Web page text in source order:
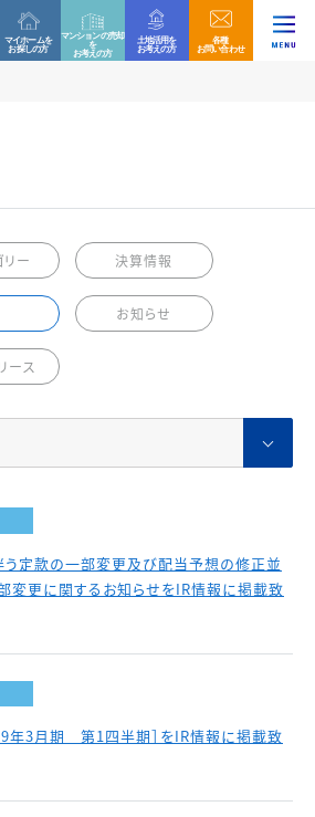
マイホームを
お探しの方
マンションの売却
を
お考えの方
土地活用を
お考えの方
各種
お問い合わせ
サンスロジェ
戸建て
お気軽にご連絡ください。
ンスアージュ
サンスNEXT
区分マンション
はお気軽にご連絡ください。
スホームデザイン
る勧誘行為を確認された際は、お客
99-4470
18:30 当社休日除く
談フォーム
資料請求
購入、資産運用に関するお問い合わ
お気軽にご連絡ください。
資料請求
問い合わせ
86-1650
18:30
ョン 戸建て住宅
決算短信
株主総会 招集通知等
ー 決算情報
お知らせ
ース
う定款の一部変更及び配当予想の修正並
変更に関するお知らせをIR情報に掲載致
年3月期 第1四半期］をIR情報に掲載致